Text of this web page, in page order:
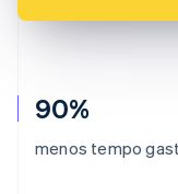
90%
menos tempo